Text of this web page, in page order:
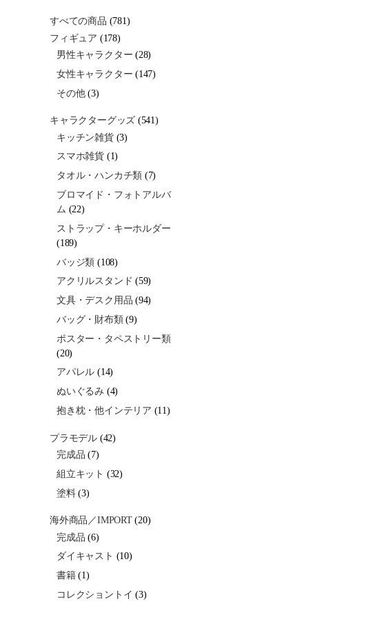
すべての商品 (781)
フィギュア (178)
男性キャラクター (28)
女性キャラクター (147)
その他(3)
キャラクターグッズ (541)
キッチン雑貨(3)
スマホ雑貨(1)
タオル・ハンカチ類 (7)
ブロマイド・フォトアルバ
ム (22)
ストラップ・キーホルダー
(189)
バッジ類 (108)
アクリルスタンド (59)
文具・デスク用品 (94)
バッグ・財布類 (9)
ポスター・タペストリー類
(20)
アパレル (14)
ぬいぐるみ (4)
抱き枕・他インテリア (11)
プラモデル(42)
完成品 (7)
組立キット (32)
塗料(3)
海外商品／IMPORT(20)
完成品 (6)
ダイキャスト (10)
書籍(1)
コレクショントイ (3)